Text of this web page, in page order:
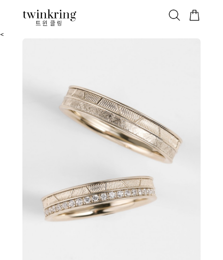
트윈클링
ALL 베스트 안쪽막음 웨딩/다이아 가드링/반지
<